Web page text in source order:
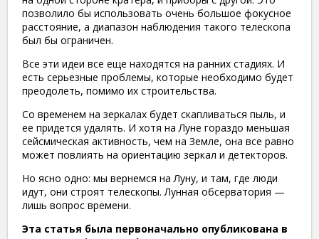
позволило бы использовать очень большое фокусное
расстояние, а диапазон наблюдения такого телескопа
был бы ограничен.
Все эти идеи все еще находятся на ранних стадиях. И
есть серьезные проблемы, которые необходимо будет
преодолеть, помимо их строительства.
Со временем на зеркалах будет скапливаться пыль, и
ее придется удалять. И хотя на Луне гораздо меньшая
сейсмическая активность, чем на Земле, она все равно
может повлиять на ориентацию зеркал и детекторов.
Но ясно одно: мы вернемся на Луну, и там, где люди
идут, они строят телескопы. Лунная обсерватория —
лишь вопрос времени.
Эта статья была первоначально опубликована в